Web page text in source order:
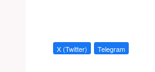
X (Twitter) Telegram